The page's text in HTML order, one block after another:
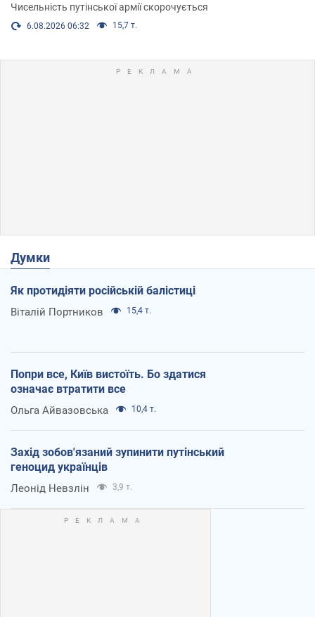
Чисельність путінської армії скорочується
6.08.2026 06:32 15,7 т.
Думки
Як протидіяти російській балістиці
Віталій Портников 15,4 т.
Попри все, Київ вистоїть. Бо здатися
означає втратити все
Ольга Айвазовська 10,4 т.
Захід зобов'язаний зупинити путінський
геноцид українців
Леонід Невзлін 3,9 т.